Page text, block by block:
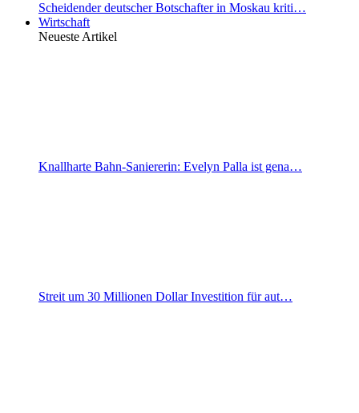
Scheidender deutscher Botschafter in Moskau kriti…
Wirtschaft
Neueste Artikel
Knallharte Bahn-Saniererin: Evelyn Palla ist gena…
Streit um 30 Millionen Dollar Investition für aut…